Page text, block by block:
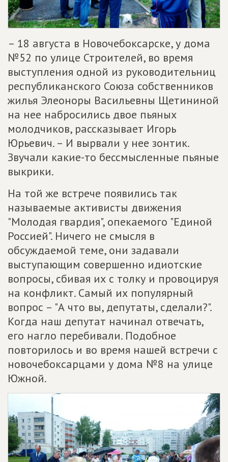
– 18 августа в Новочебоксарске, у дома
№52 по улице Строителей, во время
выступления одной из руководительниц
республиканского Союза собственников
жилья Элеоноры Васильевны Щетининой
на нее набросились двое пьяных
молодчиков, рассказывает Игорь
Юрьевич. – И вырвали у нее зонтик.
Звучали какие-то бессмысленные пьяные
выкрики.
На той же встрече появились так
называемые активисты движения
"Молодая гвардия", опекаемого "Единой
Россией". Ничего не смысля в
обсуждаемой теме, они задавали
выступающим совершенно идиотские
вопросы, сбивая их с толку и провоцируя
на конфликт. Самый их популярный
вопрос – "А что вы, депутаты, сделали?".
Когда наш депутат начинал отвечать,
его нагло перебивали. Подобное
повторилось и во время нашей встречи с
новочебоксарцами у дома №8 на улице
Южной.